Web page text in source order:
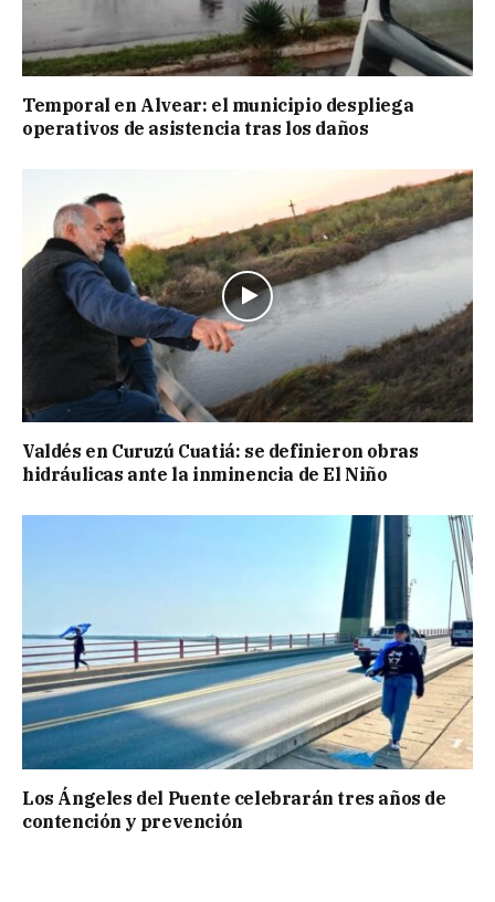
Temporal en Alvear: el municipio despliega
operativos de asistencia tras los daños
Valdés en Curuzú Cuatiá: se definieron obras
hidráulicas ante la inminencia de El Niño
Los Ángeles del Puente celebrarán tres años de
contención y prevención